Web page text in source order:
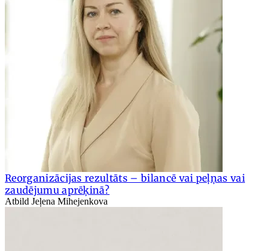
Reorganizācijas rezultāts – bilancē vai peļņas vai
zaudējumu aprēķinā?
Atbild Jeļena Mihejenkova